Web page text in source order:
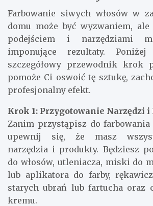
Farbowanie siwych włosów w
domu może być wyzwaniem,
podejściem i narzędziami
imponujące rezultaty. Poniżej
szczegółowy przewodnik krok
pomoże Ci oswoić tę sztukę,
profesjonalny efekt.
Krok 1: Przygotowanie Narzędzi i
Zanim przystąpisz do farbowania
upewnij się, że masz
narzędzia i produkty. Będziesz
do włosów, utleniacza, miski do
lub aplikatora do farby,
starych ubrań lub fartucha oraz
kremu.